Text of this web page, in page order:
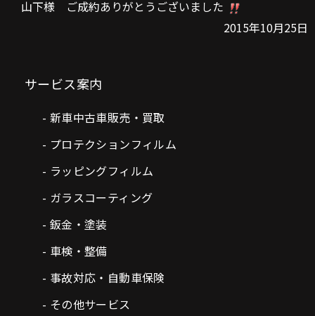
山下様 ご成約ありがとうございました
2015年10月25日
サービス案内
新車中古車販売・買取
プロテクションフィルム
ラッピングフィルム
ガラスコーティング
鈑金・塗装
車検・整備
事故対応・自動車保険
その他サービス